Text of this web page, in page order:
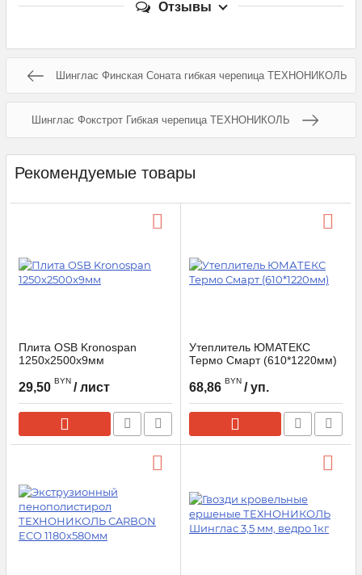
Отзывы
Шинглас Финская Соната гибкая черепица ТЕХНОНИКОЛЬ
Шинглас Фокстрот Гибкая черепица ТЕХНОНИКОЛЬ
Рекомендуемые товары
Плита OSB Kronospan
1250х2500x9мм
29,50 BYN / лист
Утеплитель ЮМАТЕКС
Термо Смарт (610*1220мм)
68,86 BYN / уп.